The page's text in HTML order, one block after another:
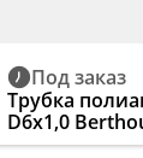
Под заказ
Трубка
D6х1,0